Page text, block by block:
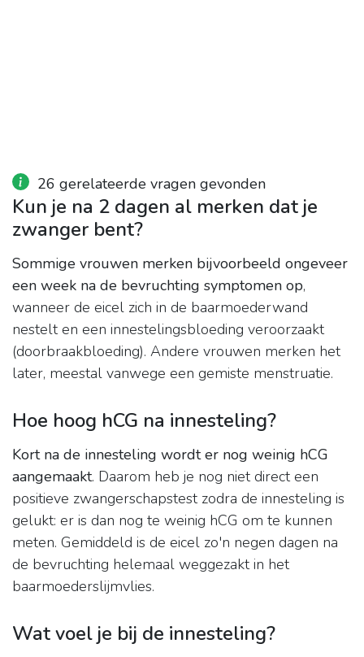
26 gerelateerde vragen gevonden
Kun je na 2 dagen al merken dat je
zwanger bent?
Sommige vrouwen merken bijvoorbeeld ongeveer
een week na de bevruchting symptomen op,
wanneer de eicel zich in de baarmoederwand
nestelt en een innestelingsbloeding veroorzaakt
(doorbraakbloeding). Andere vrouwen merken het
later, meestal vanwege een gemiste menstruatie.
Hoe hoog hCG na innesteling?
Kort na de innesteling wordt er nog weinig hCG
aangemaakt. Daarom heb je nog niet direct een
positieve zwangerschapstest zodra de innesteling is
gelukt: er is dan nog te weinig hCG om te kunnen
meten. Gemiddeld is de eicel zo'n negen dagen na
de bevruchting helemaal weggezakt in het
baarmoederslijmvlies.
Wat voel je bij de innesteling?